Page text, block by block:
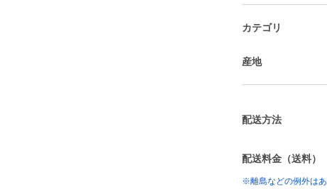
カテゴリ
産地
配送方法
配送料金（送料）
※離島などの例外は